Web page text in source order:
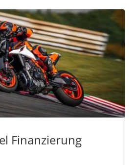
Finanzierung